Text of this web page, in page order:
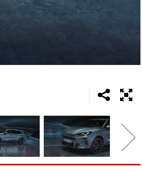
Recorde do Guiness: Nissan Qashqai
e-Power ''rola'' 2.000 km sem
reabastecer